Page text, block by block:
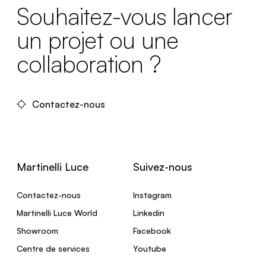
Souhaitez-vous lancer
un projet ou une
collaboration ?
Contactez-nous
Martinelli Luce
Contactez-nous
Martinelli Luce World
Showroom
Centre de services
Suivez-nous
Instagram
Linkedin
Facebook
Youtube